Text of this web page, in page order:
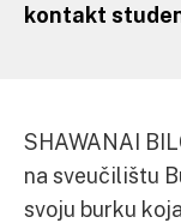
kontakt
SHAWANAI
na sveučilištu
svoju burku